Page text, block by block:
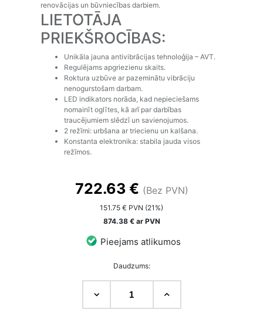
renovācijas un būvniecības darbiem.
LIETOTĀJA
PRIEKŠROCĪBAS:
Unikāla jauna antivibrācijas tehnoloģija – AVT.
Regulējams apgriezienu skaits.
Roktura uzbūve ar pazeminātu vibrāciju
nenogurstošam darbam.
LED indikators norāda, kad nepieciešams
nomainīt oglītes, kā arī par darbības
traucējumiem slēdzī un savienojumos.
2 režīmi: urbšana ar triecienu un kalšana.
Konstanta elektronika: stabila jauda visos
režīmos.
722.63 € (Bez PVN)
151.75 € PVN (21%)
874.38 € ar PVN
Pieejams atlikumos
Daudzums: